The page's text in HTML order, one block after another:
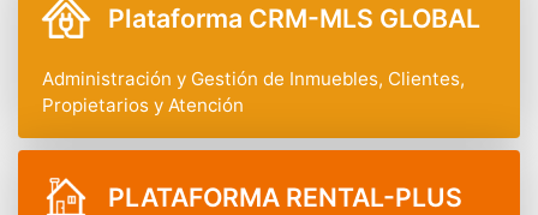
Plataforma CRM-MLS GLOBAL
Administración y Gestión de Inmuebles, Clientes,
Propietarios y Atención
PLATAFORMA RENTAL-PLUS